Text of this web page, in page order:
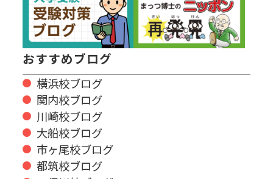
おすすめブログ
横浜校ブログ
関内校ブログ
川崎校ブログ
大船校ブログ
市ヶ尾校ブログ
都筑校ブログ